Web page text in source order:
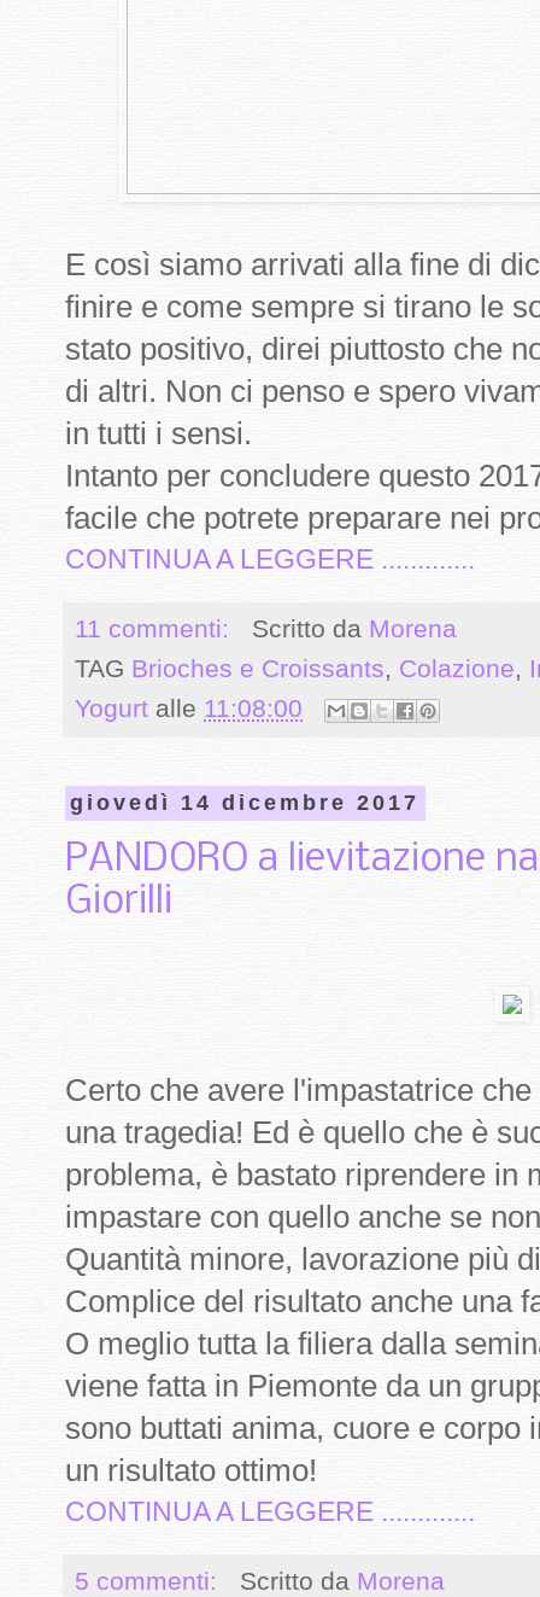
E così siamo arrivati alla fine di
finire e come sempre si tirano le
stato positivo, direi piuttosto che
di altri. Non ci penso e spero
in tutti i sensi.
Intanto per concludere questo
facile che potrete preparare nei
CONTINUA A LEGGERE .............
11 commenti: Scritto da Morena
TAG Brioches e Croissants, Colazione,
Yogurt alle 11:08:00
giovedì 14 dicembre 2017
PANDORO a lievitazione
Giorilli
Certo che avere l'impastatrice
una tragedia! Ed è quello che è
problema, è bastato riprendere in
impastare con quello anche se
Quantità minore, lavorazione più
Complice del risultato anche una
O meglio tutta la filiera dalla
viene fatta in Piemonte da un
sono buttati anima, cuore e corpo
un risultato ottimo!
CONTINUA A LEGGERE .............
5 commenti: Scritto da Morena